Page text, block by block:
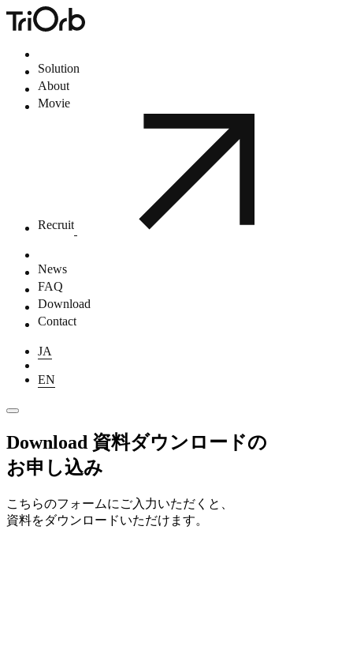
Solution
About
Movie
Recruit
News
FAQ
Download
Contact
JA
EN
Download 資料ダウンロードの
お申し込み
こちらのフォームにご入力いただくと、
資料をダウンロードいただけます。